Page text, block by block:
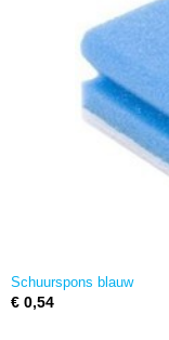
Schuurspons blauw
€ 0,54